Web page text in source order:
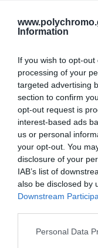
Information
If you wish to opt-
processing of your
targeted advertising
section to confirm
opt-out request is
interest-based ads
us or personal
your opt-out. You
disclosure of your
IAB’s list of
also be disclosed by
Downstream
Please note that
Personal Data
m2/ κιβώτιο:
Απαραίτητα
Συνολική τιμή: 0